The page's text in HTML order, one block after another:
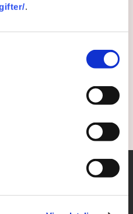
.
för att motverka
av de aktörer som under